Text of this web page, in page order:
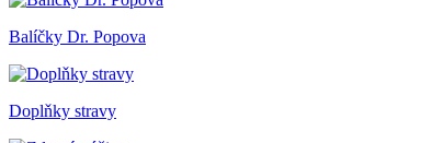
Balíčky Dr. Popova
Doplňky stravy